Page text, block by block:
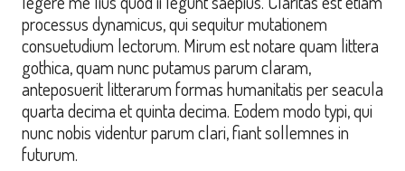
processus dynamicus, qui sequitur mutationem
consuetudium lectorum. Mirum est notare quam littera
gothica, quam nunc putamus parum claram,
anteposuerit litterarum formas humanitatis per seacula
quarta decima et quinta decima. Eodem modo typi, qui
nunc nobis videntur parum clari, fiant sollemnes in
futurum.